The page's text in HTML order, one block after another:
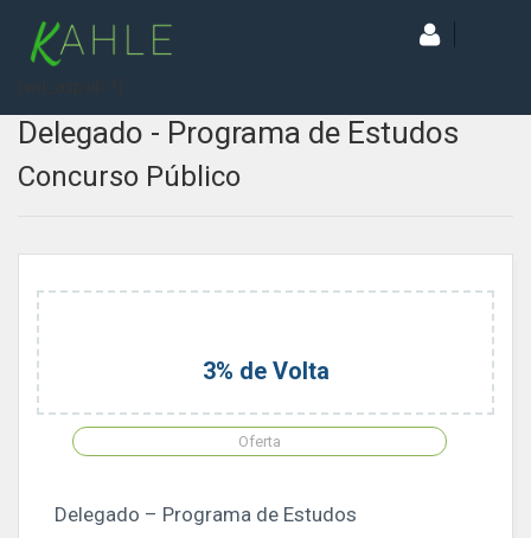
Delegado - Programa de Estudos
Concurso Público
3% de Volta
Oferta
Delegado – Programa de Estudos